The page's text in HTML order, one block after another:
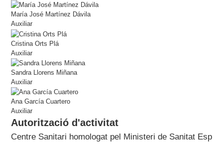
María José Martínez Dávila
Auxiliar
Cristina Orts Plá
Auxiliar
Sandra Llorens Miñana
Auxiliar
Ana García Cuartero
Auxiliar
Autorització d'activitat
Centre Sanitari homologat pel Ministeri de Sanitat